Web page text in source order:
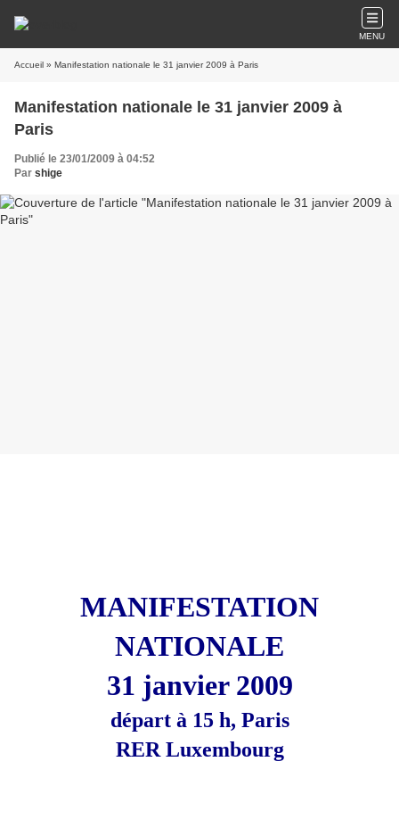
MENU
Accueil » Manifestation nationale le 31 janvier 2009 à Paris
Manifestation nationale le 31 janvier 2009 à
Paris
Publié le 23/01/2009 à 04:52
Par shige
MANIFESTATION
NATIONALE
31 janvier 2009
départ à 15 h, Paris
RER Luxembourg